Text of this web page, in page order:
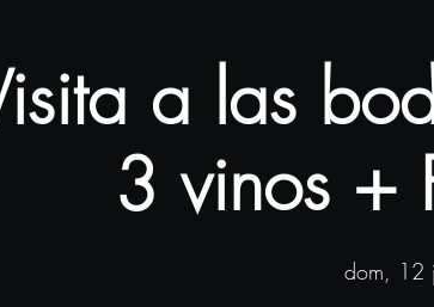
a las
3 vinos +
dom, 12